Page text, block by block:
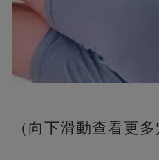
（向下滑動查看更